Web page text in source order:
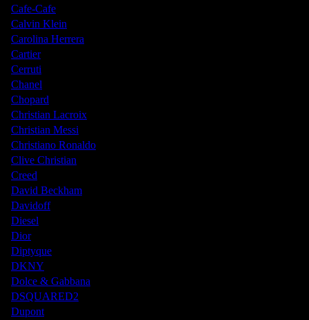
Cafe-Cafe
Calvin Klein
Carolina Herrera
Cartier
Cerruti
Chanel
Chopard
Christian Lacroix
Christian Messi
Christiano Ronaldo
Clive Christian
Creed
David Beckham
Davidoff
Diesel
Dior
Diptyque
DKNY
Dolce & Gabbana
DSQUARED2
Dupont